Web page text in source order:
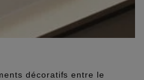
décoratifs entre le